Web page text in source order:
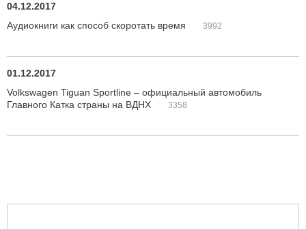
04.12.2017
Аудиокниги как способ скоротать время
3992
01.12.2017
Volkswagen Tiguan Sportline – официальный автомобиль
Главного Катка страны на ВДНХ
3358